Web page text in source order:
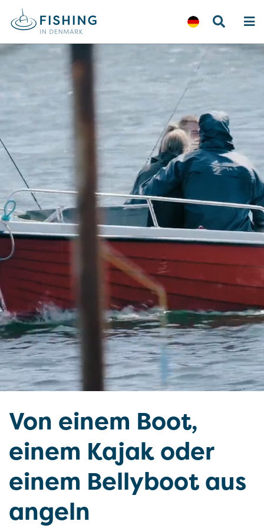
Von einem Boot,
einem Kajak oder
einem Belly­boot aus
angeln